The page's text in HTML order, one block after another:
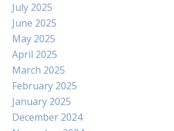
July 2025
June 2025
May 2025
April 2025
March 2025
February 2025
January 2025
December 2024